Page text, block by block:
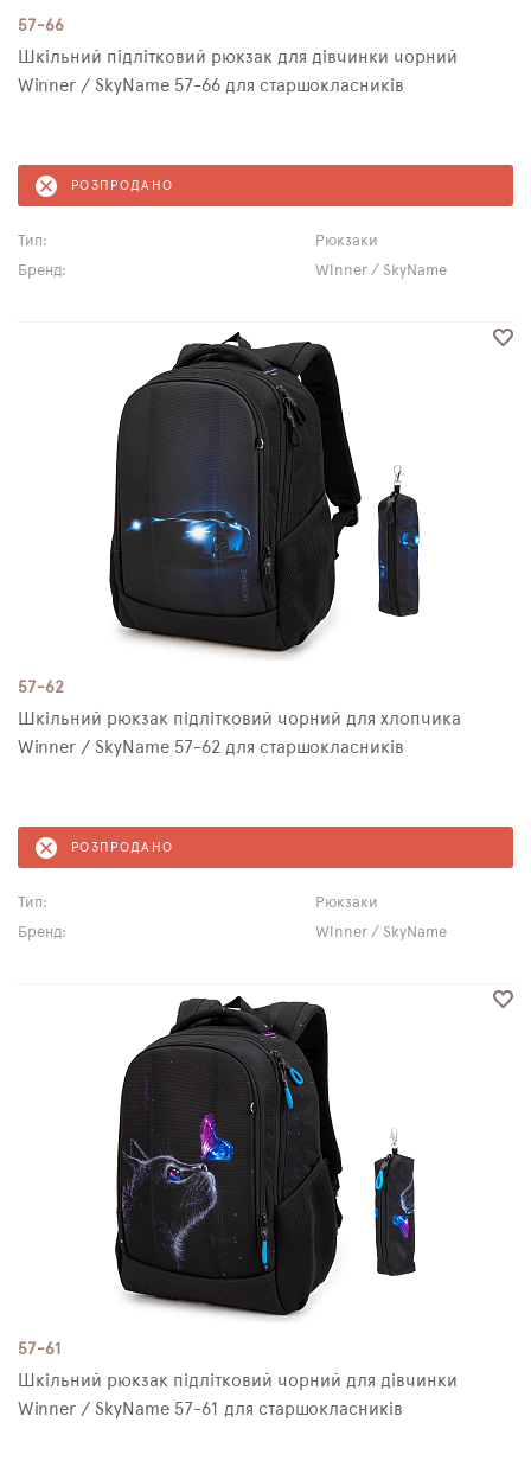
57-66
Шкільний підлітковий рюкзак для дівчинки чорний
Winner / SkyNamе 57-66 для старшокласників
РОЗПРОДАНО
Тип:
Рюкзаки
Бренд:
Winner / SkyName
57-62
Шкільний рюкзак підлітковий чорний для хлопчика
Winner / SkyName 57-62 для старшокласників
РОЗПРОДАНО
Тип:
Рюкзаки
Бренд:
Winner / SkyName
57-61
Шкільний рюкзак підлітковий чорний для дівчинки
Winner / SkyNamе 57-61 для старшокласників